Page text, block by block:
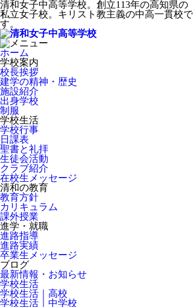
清和女子中高等学校。創立113年の高知県の
私立女子校。キリスト教主義の中高一貫校で
す。
ホーム
学校案内
校長挨拶
建学の精神・歴史
施設紹介
出身学校
制服
学校生活
学校行事
日課表
聖書と礼拝
生徒会活動
クラブ紹介
在校生メッセージ
清和の教育
教育方針
カリキュラム
課外授業
進学・就職
進路指導
進路実績
卒業生メッセージ
ブログ
最新情報・お知らせ
学校生活
学校生活｜高校
学校生活｜中学校